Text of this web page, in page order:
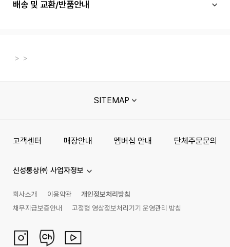
배송 및 교환/반품안내
SITEMAP
고객센터 매장안내 멤버십 안내 단체주문문의
신성통상㈜ 사업자정보
회사소개 이용약관
개인정보처리방침
채무지급보증안내
고정형 영상정보처리기기 운영관리 방침